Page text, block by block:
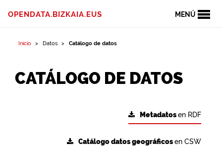
MENÚ
OPENDATA.BIZKAIA.EUS
Inicio Datos Catálogo de datos
CATÁLOGO DE DATOS
Metadatosen RDF
Catálogo datos geográficosen CSW